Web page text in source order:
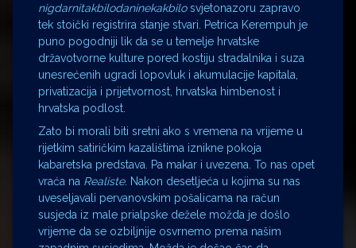
nigdarnitakbilodaninekakbilosvjetonazoru zapravo
tek stoički registrira stanje stvari. Petrica Kerempuh je
puno pogodniji lik da se u temelje hrvatske
državotvorne kulture pored kostiju stradalnika i suza
unesrećenih ugradi lopovluk i akumulacije kapitala,
privatizacija i prijetvornost, hrvatska himbenost i
hrvatska podlost.
Zato bi morali biti sretni ako s vremena na vrijeme u
rijetkim satiričkim kazalištima iznikne pokoja
kabaretska predstava. Pa makar i uvezena. To nas opet
vraća na Realiste. Nakon desetljeća u kojima su nas
uveseljavali pervanovskim pošalicama na račun
susjeda iz male prialpske dežele možda je došlo
vrijeme da se ozbiljnije osvrnemo prema našim